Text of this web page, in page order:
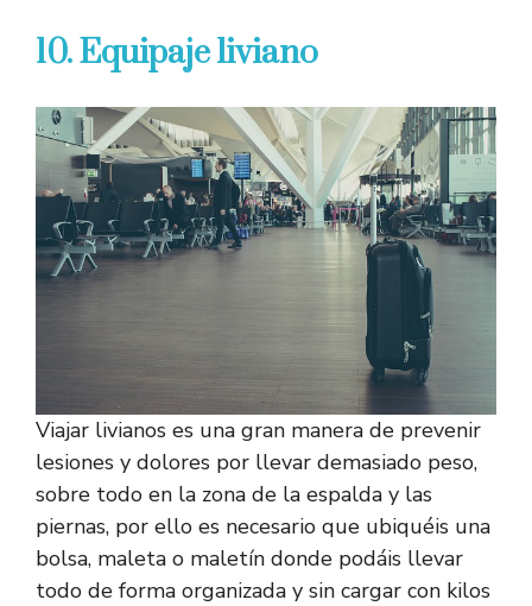
10. Equipaje liviano
Viajar livianos es una gran manera de prevenir
lesiones y dolores por llevar demasiado peso,
sobre todo en la zona de la espalda y las
piernas, por ello es necesario que ubiquéis una
bolsa, maleta o maletín donde podáis llevar
todo de forma organizada y sin cargar con kilos